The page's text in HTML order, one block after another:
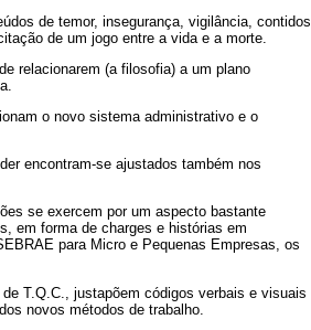
de temor, insegurança, vigilância, contidos
de um jogo entre a vida e a morte.
relacionarem (a filosofia) a um plano
o novo sistema administrativo e o
encontram-se ajustados também nos
se exercem por um aspecto bastante
em forma de charges e histórias em
para Micro e Pequenas Empresas, os
T.Q.C., justapõem códigos verbais e visuais
novos métodos de trabalho.